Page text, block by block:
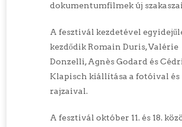
dokumentumfilmek új
A fesztivál kezdetével
kezdődik Romain Duris, Valérie
Donzelli, Agnès Godard és
Klapisch kiállítása a fotóival és
rajzaival.
A fesztivál október 11. és 18.